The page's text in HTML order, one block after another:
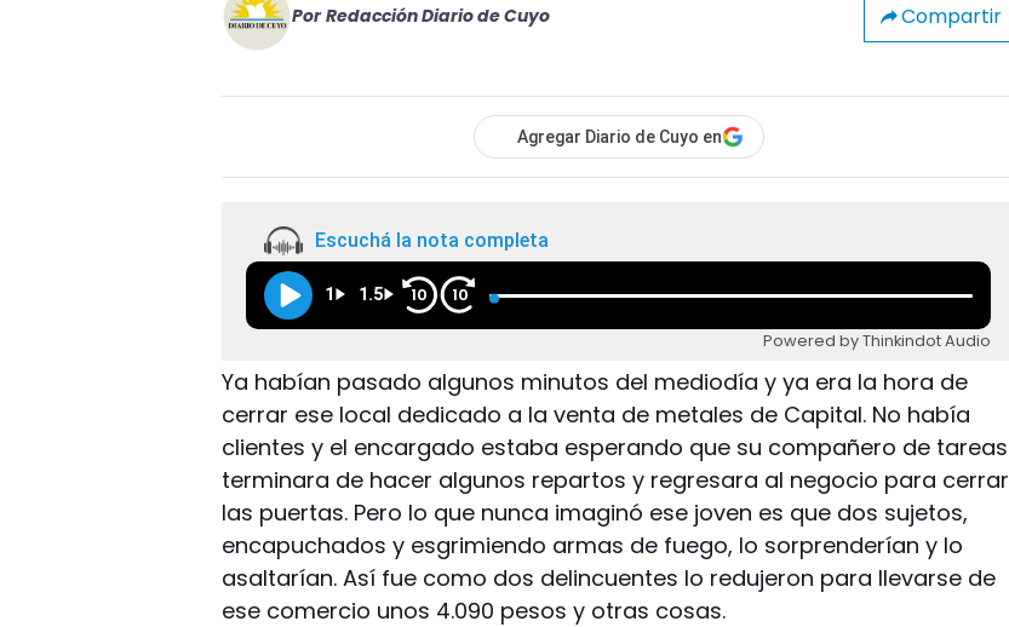
Por Redacción Diario de Cuyo Compartir
Agregar Diario de Cuyo en
Escuchá la nota completa
1 1.5 10 10
Powered by Thinkindot Audio
Ya habían pasado algunos minutos del mediodía y ya era la hora de
cerrar ese local dedicado a la venta de metales de Capital. No había
clientes y el encargado estaba esperando que su compañero de tareas
terminara de hacer algunos repartos y regresara al negocio para cerrar
las puertas. Pero lo que nunca imaginó ese joven es que dos sujetos,
encapuchados y esgrimiendo armas de fuego, lo sorprenderían y lo
asaltarían. Así fue como dos delincuentes lo redujeron para llevarse de
ese comercio unos 4.090 pesos y otras cosas.